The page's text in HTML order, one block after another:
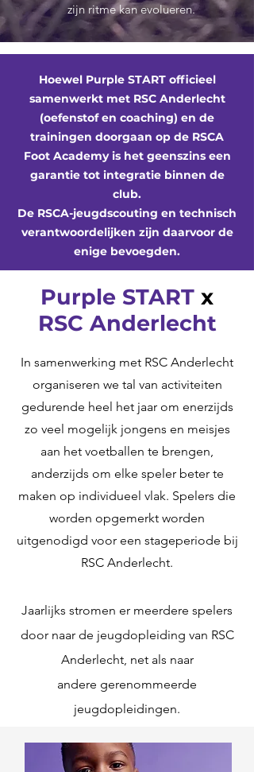
zijn ritme kan evolueren.
Hoewel Purple START officieel
samenwerkt met RSC Anderlecht
(oefenstof en coaching) en de
trainingen doorgaan op de RSCA
Foot Academy is het geenszins een
garantie tot integratie binnen de
club.
De RSCA-jeugdscouting en technisch
verantwoordelijken zijn daarvoor de
enige bevoegden.
Purple START x
RSC Anderlecht
In samenwerking met RSC Anderlecht
organiseren we tal van activiteiten
gedurende heel het jaar om enerzijds
zo veel mogelijk jongens en meisjes
aan het voetballen te brengen,
anderzijds om elke speler beter te
maken op individueel vlak. Spelers die
worden opgemerkt worden
uitgenodigd voor een stageperiode bij
RSC Anderlecht.
Jaarlijks stromen er meerdere spelers
door naar de jeugdopleiding van RSC
Anderlecht, net als naar
andere gerenommeerde
jeugdopleidingen.